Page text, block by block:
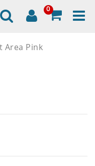
0
Area Pink